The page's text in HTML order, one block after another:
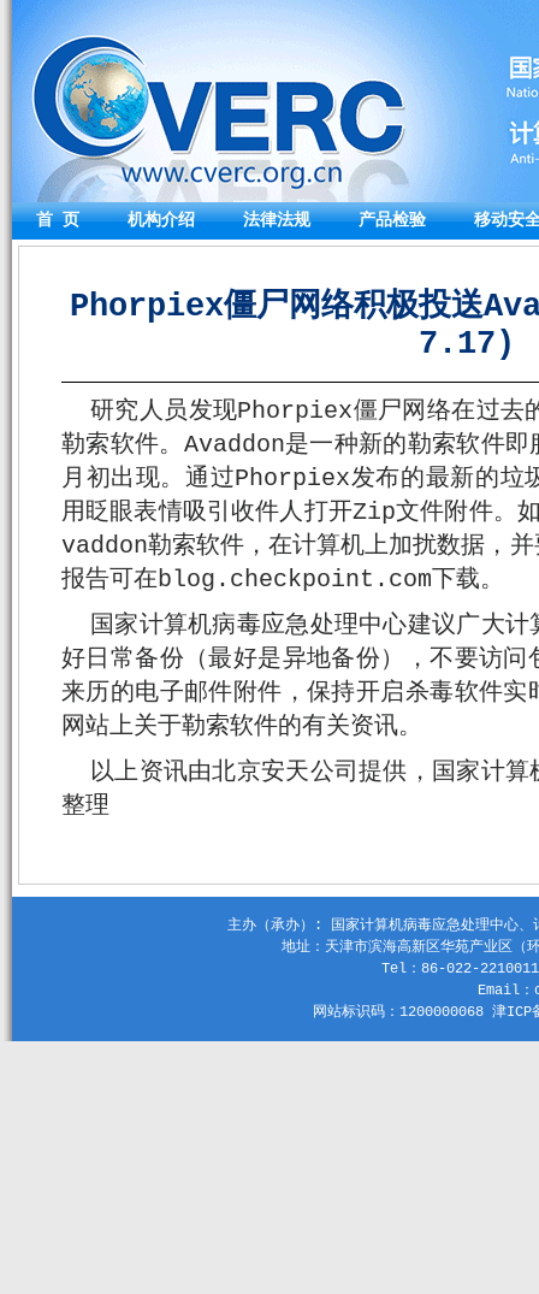
首 页 机构介绍 法律法规 产品检验 移动安
Phorpiex僵尸网络积极投送
7.17)
研究人员发现Phorpiex僵尸网络在过去
勒索软件。Avaddon是一种新的勒索软件
月初出现。通过Phorpiex发布的最新的垃
用眨眼表情吸引收件人打开Zip文件附件。
vaddon勒索软件，在计算机上加扰数据，
报告可在blog.checkpoint.com下载。
国家计算机病毒应急处理中心建议广大
好日常备份（最好是异地备份），不要访
来历的电子邮件附件，保持开启杀毒软件
网站上关于勒索软件的有关资讯。
以上资讯由北京安天公司提供，国家计
整理
主办（承办）: 国家计算机病毒应急处理中心
地址：天津市滨海高新区华苑产业区
Tel：86-022-
Email
网站标识码：1200000068 津